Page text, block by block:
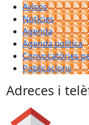
Avisos
Notícies
Agenda
Agenda política
Convocatòries
Publicacions
Adreces i